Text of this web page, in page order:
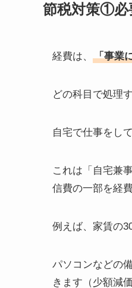
節税対策①必
経費は、 「事業
どの科目で処理
自宅で仕事をし
これは「自宅兼
信費の一部を経
例えば、家賃の
パソコンなどの
きます（少額減